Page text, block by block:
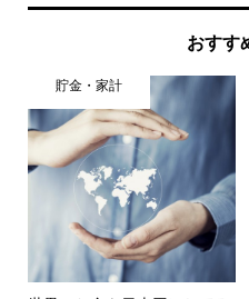
おすす
貯金・家計